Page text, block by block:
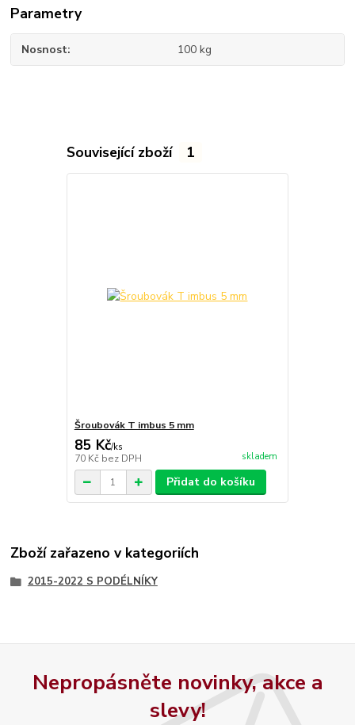
Parametry
Nosnost 100 kg
Související zboží 1
Šroubovák T imbus 5 mm
85 Kč/ks
70 Kč bez DPH skladem
Přidat do košíku
Zboží zařazeno v kategoriích
2015-2022 S PODÉLNÍKY
Nepropásněte novinky, akce a
slevy!